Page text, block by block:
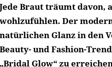
Jede Braut träumt davon,
wohlzufühlen. Der
natürlichen Glanz in den
Beauty- und Fashion-
„Bridal Glow“ zu